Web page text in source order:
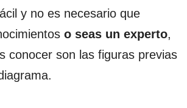
y no es necesario que
o seas un experto,
conocer son las figuras previas